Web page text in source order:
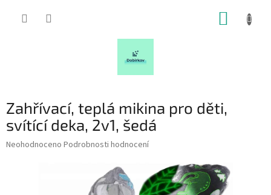
Zahřívací, teplá mikina pro děti,
svítící deka, 2v1, šedá
Průměrné
Neohodnoceno Podrobnosti hodnocení